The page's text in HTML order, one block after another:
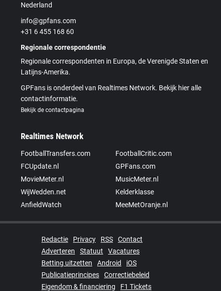
Nederland
info@gpfans.com
+31 6 455 168 60
Regionale correspondentie
Regionale correspondenten in Europa, de Verenigde Staten en
Latijns-Amerika.
GPFans is onderdeel van Realtimes Network. Bekijk hier alle
contactinformatie.
Bekijk de contactpagina
Realtimes Network
FootballTransfers.com
FootballCritic.com
FCUpdate.nl
GPFans.com
MovieMeter.nl
MusicMeter.nl
WijWedden.net
Kelderklasse
AnfieldWatch
MeeMetOranje.nl
Redactie Privacy RSS
Contact
Adverteren
Statuut
Vacatures
Betting uitzetten
Android
iOS
Publicatieprincipes
Correctiebeleid
Eigendom & financiering
F1 Tickets